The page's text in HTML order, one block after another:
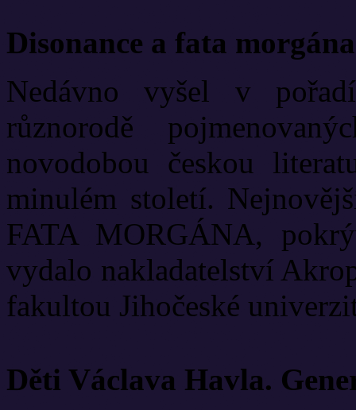
Disonance a fata morgána
Nedávno vyšel v
různorodě
novodobou českou
minulém století.
FATA MORGÁNA,
vydalo nakladatelství
fakultou Jihočeské
Děti Václava Havla.